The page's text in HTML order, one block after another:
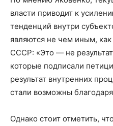
власти приводит к
тенденций внутри
являются не чем иным,
СССР: «Это — не
которые подписали
результат внутренних
стали возможны
Однако стоит отметить,